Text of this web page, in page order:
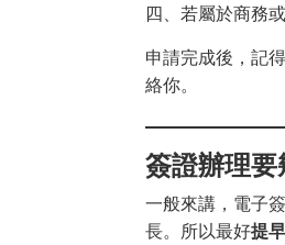
四、若屬於商務
申請完成後，記
絡你。
簽證辦理要
一般來講，電子
長。所以最好提